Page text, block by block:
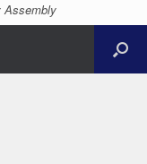
Assembly